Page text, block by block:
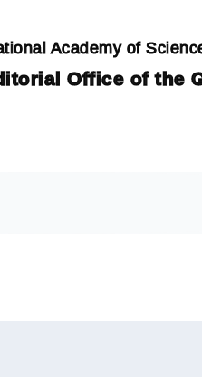
Academy of
Office of the